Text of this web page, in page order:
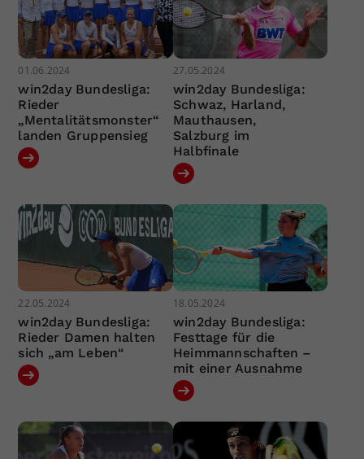
01.06.2024
win2day Bundesliga:
Rieder
„Mentalitätsmonster“
landen Gruppensieg
27.05.2024
win2day Bundesliga:
Schwaz, Harland,
Mauthausen,
Salzburg im
Halbfinale
22.05.2024
win2day Bundesliga:
Rieder Damen halten
sich „am Leben“
18.05.2024
win2day Bundesliga:
Festtage für die
Heimmannschaften –
mit einer Ausnahme